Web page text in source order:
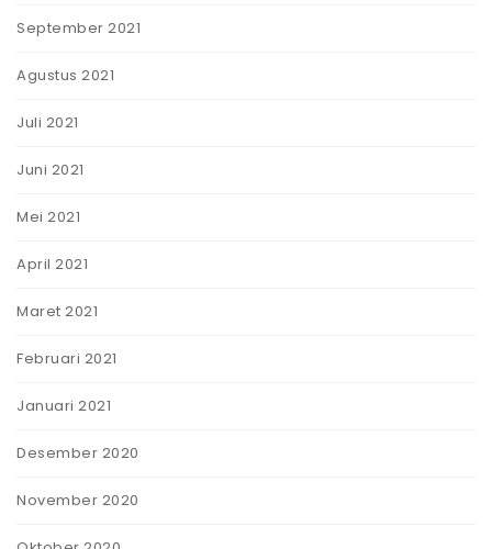
September 2021
Agustus 2021
Juli 2021
Juni 2021
Mei 2021
April 2021
Maret 2021
Februari 2021
Januari 2021
Desember 2020
November 2020